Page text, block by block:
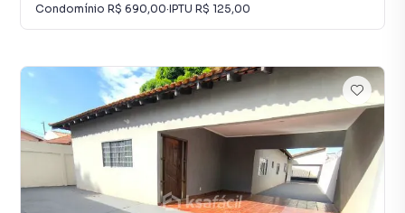
Condomínio R$ 690,00·IPTU R$ 125,00